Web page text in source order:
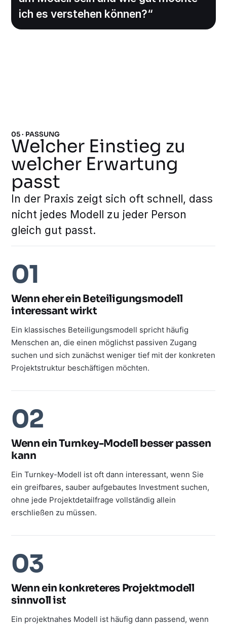
ich es verstehen können?“
05 · PASSUNG
Welcher Einstieg zu
welcher Erwartung
passt
In der Praxis zeigt sich oft schnell, dass
nicht jedes Modell zu jeder Person
gleich gut passt.
01
Wenn eher ein Beteiligungsmodell
interessant wirkt
Ein klassisches Beteiligungsmodell spricht häufig
Menschen an, die einen möglichst passiven Zugang
suchen und sich zunächst weniger tief mit der konkreten
Projektstruktur beschäftigen möchten.
02
Wenn ein Turnkey-Modell besser passen
kann
Ein Turnkey-Modell ist oft dann interessant, wenn Sie
ein greifbares, sauber aufgebautes Investment suchen,
ohne jede Projektdetailfrage vollständig allein
erschließen zu müssen.
03
Wenn ein konkreteres Projektmodell
sinnvoll ist
Ein projektnahes Modell ist häufig dann passend, wenn